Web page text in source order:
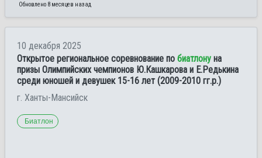
Обновлено 8 месяцев назад
10 декабря 2025
Открытое региональное соревнование по биатлону на
призы Олимпийских чемпионов Ю.Кашкарова и Е.Редькина
среди юношей и девушек 15-16 лет (2009-2010 гг.р.)
г. Ханты-Мансийск
Биатлон